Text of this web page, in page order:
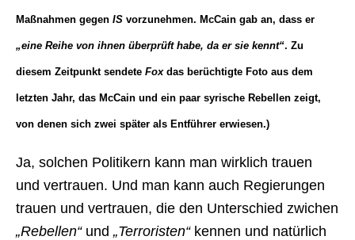
Maßnahmen gegen IS vorzunehmen. McCain gab an, dass er
„eine Reihe von ihnen überprüft habe, da er sie kennt“. Zu
diesem Zeitpunkt sendete Foxdas berüchtigte Foto aus dem
letzten Jahr, das McCain und ein paar syrische Rebellen zeigt,
von denen sich zwei später als Entführer erwiesen.)
Ja, solchen Politikern kann man wirklich trauen
und vertrauen. Und man kann auch Regierungen
trauen und vertrauen, die den Unterschied zwichen
„Rebellen“und „Terroristen“kennen und natürlich